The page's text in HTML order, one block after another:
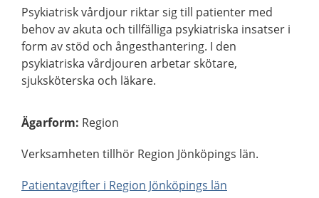
Psykiatrisk vårdjour riktar sig till patienter med
behov av akuta och tillfälliga psykiatriska insatser i
form av stöd och ångesthantering. I den
psykiatriska vårdjouren arbetar skötare,
sjuksköterska och läkare.
Ägarform: Region
Verksamheten tillhör Region Jönköpings län.
Patientavgifter i Region Jönköpings län